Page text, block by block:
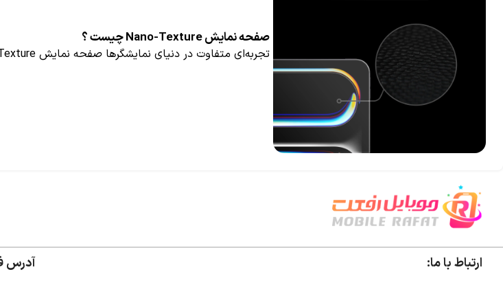
صفحه‌ نمایش Nano-Texture چیست‌ ؟
تجربه‌ای متفاوت در دنیای نمایشگرها صفحه‌ نمایش Nano-Texture یکی از فناوری‌های پیشرفته اپل است که تج...
ارتباط با ما:
آدرس